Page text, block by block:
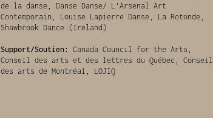
de la danse, Danse Danse/ L’Arsenal Art
Contemporain, Louise Lapierre Danse, La Rotonde,
Shawbrook Dance (Ireland)
Support/Soutien:
Canada Council for the Arts,
Conseil des arts et des lettres du Québec, Conseil
des arts de Montréal, LOJIQ